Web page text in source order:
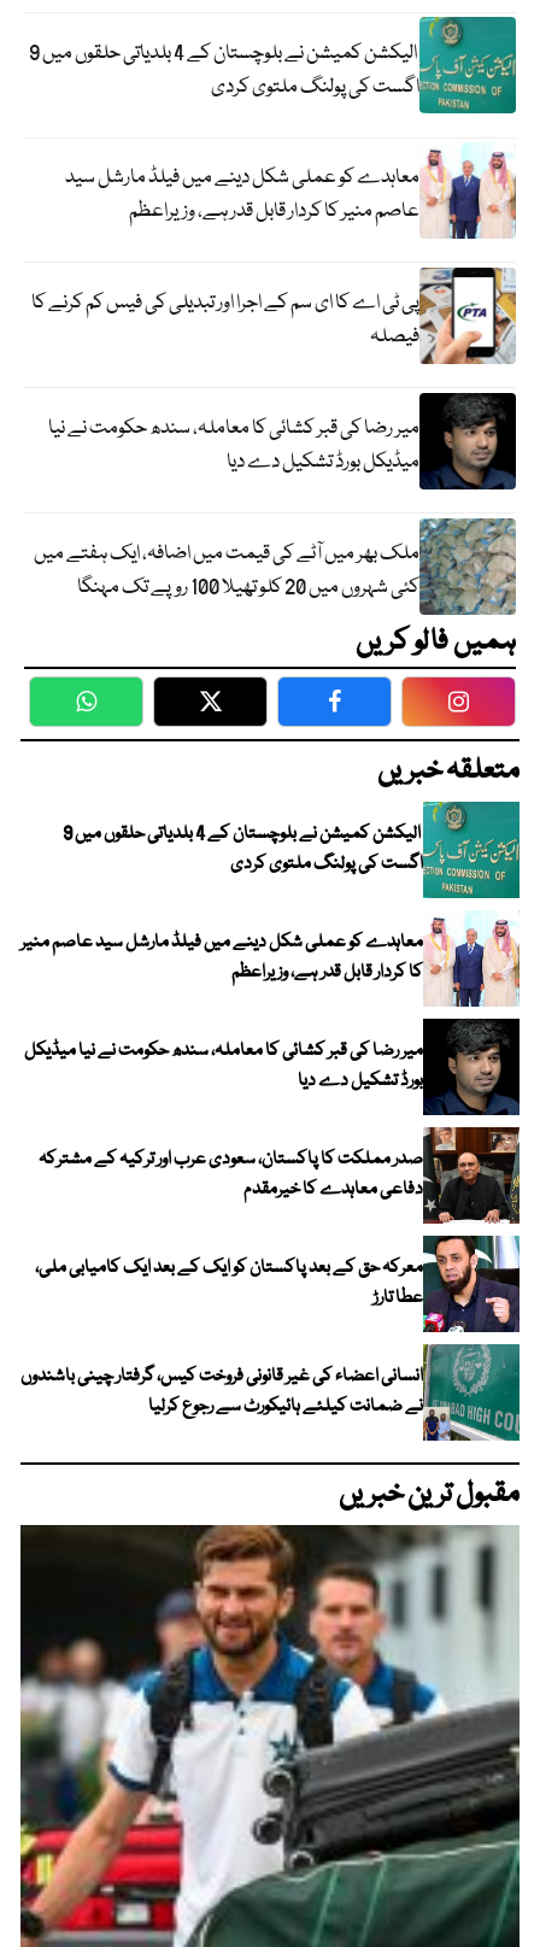
الیکشن کمیشن نے بلوچستان کے 4 بلدیاتی حلقوں میں 9
اگست کی پولنگ ملتوی کردی
معاہدے کو عملی شکل دینے میں فیلڈ مارشل سید
عاصم منیر کا کردار قابل قدر ہے، وزیراعظم
پی ٹی اے کا ای سم کے اجرا اور تبدیلی کی فیس کم کرنے کا
فیصلہ
میر رضا کی قبر کشائی کا معاملہ، سندھ حکومت نے نیا
میڈیکل بورڈ تشکیل دے دیا
ملک بھر میں آٹے کی قیمت میں اضافہ، ایک ہفتے میں
کئی شہروں میں 20 کلو تھیلا 100 روپے تک مہنگا
ہمیں فالو کریں
WhatsApp Twitter Facebook
متعلقہ خبریں
الیکشن کمیشن نے بلوچستان کے 4 بلدیاتی حلقوں میں 9
اگست کی پولنگ ملتوی کردی
معاہدے کو عملی شکل دینے میں فیلڈ مارشل سید عاصم منیر
کا کردار قابل قدر ہے، وزیراعظم
میر رضا کی قبر کشائی کا معاملہ، سندھ حکومت نے نیا میڈیکل
بورڈ تشکیل دے دیا
صدر مملکت کا پاکستان، سعودی عرب اور ترکیہ کے مشترکہ
دفاعی معاہدے کا خیرمقدم
معرکہ حق کے بعد پاکستان کو ایک کے بعد ایک کامیابی ملی،
عطا تارڑ
انسانی اعضاء کی غیر قانونی فروخت کیس، گرفتار چینی باشندوں
نے ضمانت کیلئے ہائیکورٹ سے رجوع کرلیا
مقبول ترین خبریں